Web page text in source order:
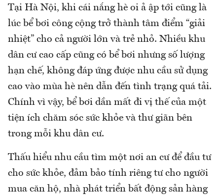
Tại Hà Nội, khi cái nắng hè oi ả ập tới cũng là
lúc bể bơi công cộng trở thành tâm điểm “giải
nhiệt” cho cả người lớn và trẻ nhỏ. Nhiều khu
dân cư cao cấp cũng có bể bơi nhưng số lượng
hạn chế, không đáp ứng được nhu cầu sử dụng
cao vào mùa hè nên dẫn đến tình trạng quá tải.
Chính vì vậy, bể bơi dần mất đi vị thế của một
tiện ích chăm sóc sức khỏe và thư giãn bên
trong mỗi khu dân cư.
Thấu hiểu nhu cầu tìm một nơi an cư để đầu tư
cho sức khỏe, đảm bảo tính riêng tư cho người
mua căn hộ, nhà phát triển bất động sản hàng